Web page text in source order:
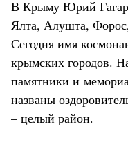
В Крыму Юрий
Ялта, Алушта,
Сегодня имя
крымских городов.
памятники и
названы
– целый район.